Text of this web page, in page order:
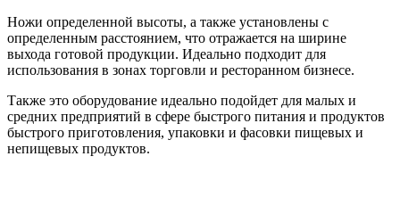
Ножи определенной высоты, а также установлены с
определенным расстоянием, что отражается на ширине
выхода готовой продукции. Идеально подходит для
использования в зонах торговли и ресторанном бизнесе.
Также это оборудование идеально подойдет для малых и
средних предприятий в сфере быстрого питания и продуктов
быстрого приготовления, упаковки и фасовки пищевых и
непищевых продуктов.